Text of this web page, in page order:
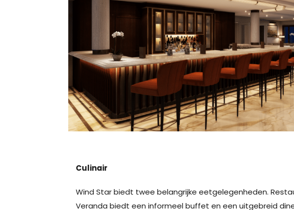
Culinair
Wind Star biedt twee belangrijke eetgelegenheden.
Veranda biedt een informeel buffet en een uitgebreid